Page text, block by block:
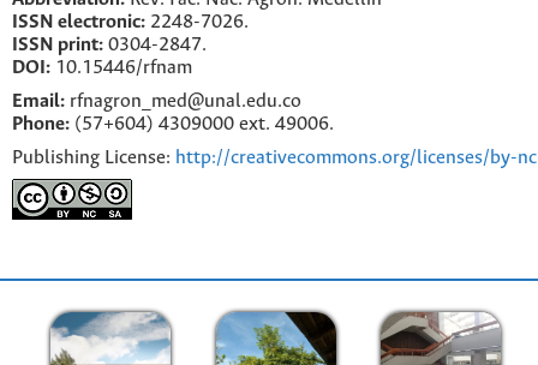
ISSN electronic: 2248-7026.
ISSN print: 0304-2847.
DOI: 10.15446/rfnam
Email: rfnagron_med@unal.edu.co
Phone: (57+604) 4309000 ext. 49006.
Publishing License: http://creativecommons.org/licenses/by-